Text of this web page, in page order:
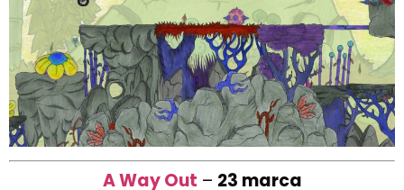
A Way Out – 23 marca